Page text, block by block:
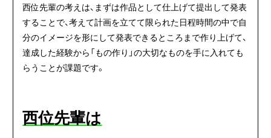
西位先輩の考えは、まずは作品として仕上げて提出して発表
することで、考えて計画を立てて限られた日程時間の中で自
分のイメージを形にして発表できるところまで作り上げて、
達成した経験から「もの作り」の大切なものを手に入れても
らうことが課題です。
西位先輩は